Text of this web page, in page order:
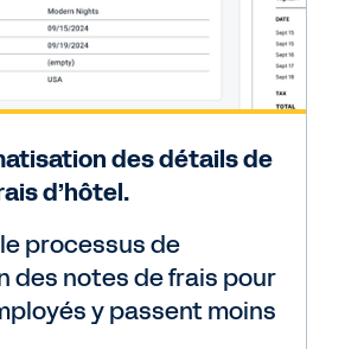
des détails de
d’hôtel.
processus de
des notes de frais pour
y passent moins